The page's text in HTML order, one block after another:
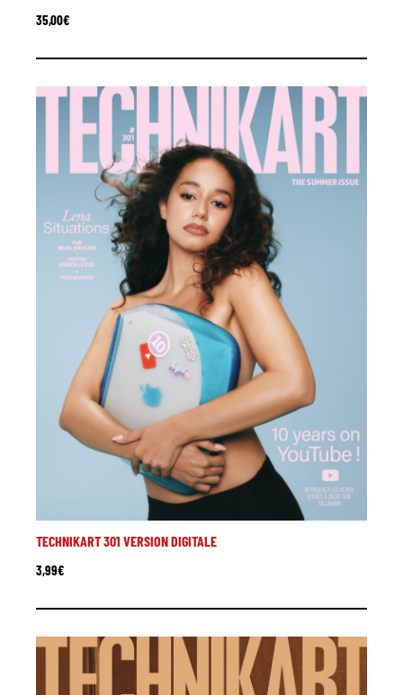
35,00€
TECHNIKART 301 VERSION DIGITALE
3,99€